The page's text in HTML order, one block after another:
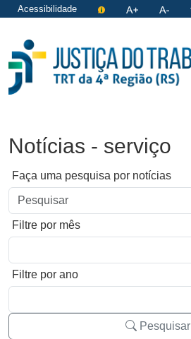
Acessibilidade
Notícias - serviço
Faça uma pesquisa por notícias
Filtre por mês
Filtre por ano
Pesquisar